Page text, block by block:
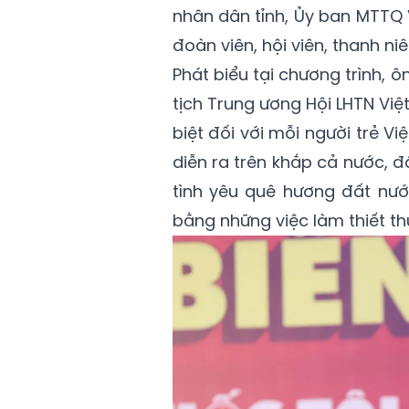
nhân dân tỉnh, Ủy ban
đoàn viên, hội viên, thanh
Phát biểu tại chương trình,
tịch Trung ương Hội LHTN
biệt đối với mỗi người trẻ
diễn ra trên khắp cả nước,
tình yêu quê hương đất
bằng những việc làm thiết